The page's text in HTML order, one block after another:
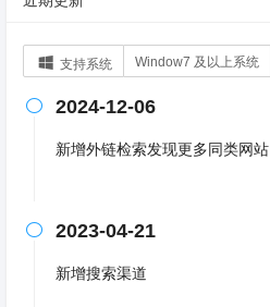
支持系统 Window7 及以上系统
 2024-12-06
新增外链检索发现更多同类网站
 2023-04-21
新增搜索渠道